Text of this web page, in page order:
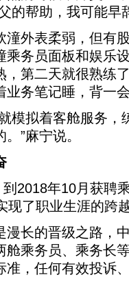
的帮助，我可能早
外表柔弱，但有
乘务员面板和娱乐
，第二天就很熟练
业务笔记睡，背一
拟着客舱服务，
”麻宁说。
年10月获聘
现了职业生涯的跨
长的晋级之路，
舱乘务员、乘务长
准，任何有效投诉